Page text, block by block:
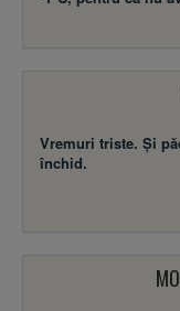
Vremuri triste. Şi
închid.